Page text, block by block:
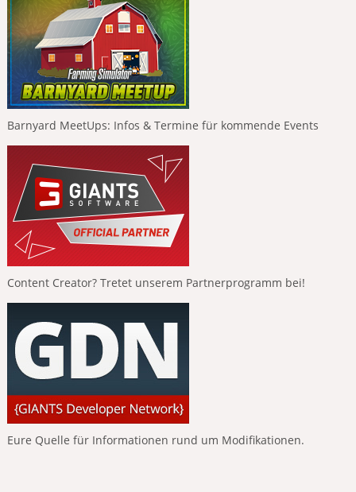
Barnyard MeetUps: Infos & Termine für kommende Events
Content Creator? Tretet unserem Partnerprogramm bei!
Eure Quelle für Informationen rund um Modifikationen.